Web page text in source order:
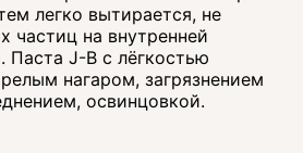
легко вытирается, не
частиц на внутренней
Паста J-B с лёгкостью
нагаром, загрязнением
освинцовкой.